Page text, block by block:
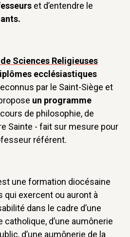
et d’entendre le
Sciences Religieuses
ecclésiastiques
par le Saint-Siège et
un programme
de philosophie, de
Sainte - fait sur mesure pour
référent.
une formation diocésaine
qui exercent ou auront à
dans le cadre d’une
catholique, d’une aumônerie
d’une aumônerie de la